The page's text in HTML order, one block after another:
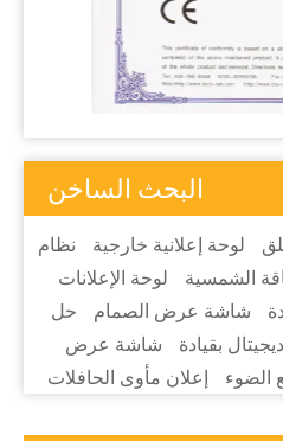
البحث الساخن
لوحة إعلانية خارجية
نظام
الشمسية
لوحة الإعلانات
شاشة عرض الصمام
حل
بقيادة
شاشة عرض
الضوء إعلان مأوى الحافلات